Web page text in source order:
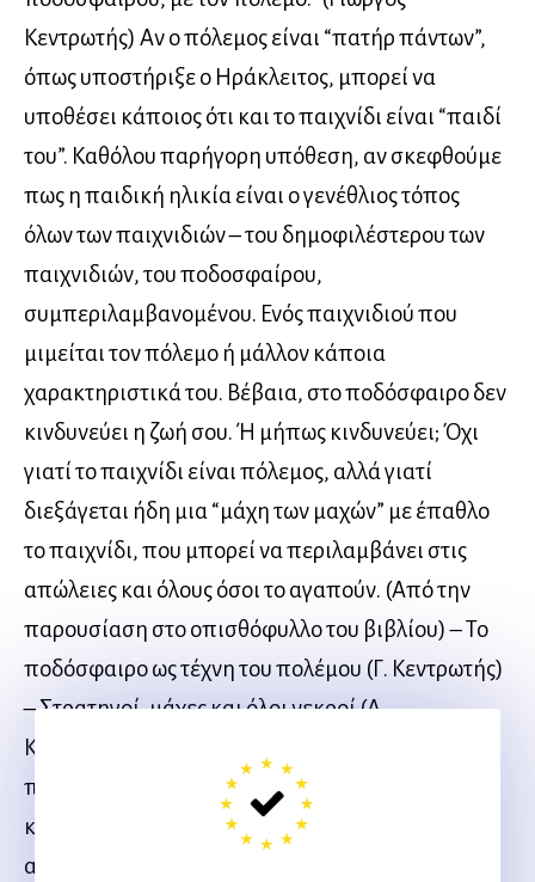
Κεντρωτής) Αν ο πόλεμος είναι “πατήρ πάντων”,
όπως υποστήριξε ο Ηράκλειτος, μπορεί να
υποθέσει κάποιος ότι και το παιχνίδι είναι “παιδί
του”. Καθόλου παρήγορη υπόθεση, αν σκεφθούμε
πως η παιδική ηλικία είναι ο γενέθλιος τόπος
όλων των παιχνιδιών – του δημοφιλέστερου των
παιχνιδιών, του ποδοσφαίρου,
συμπεριλαμβανομένου. Ενός παιχνιδιού που
μιμείται τον πόλεμο ή μάλλον κάποια
χαρακτηριστικά του. Βέβαια, στο ποδόσφαιρο δεν
κινδυνεύει η ζωή σου. Ή μήπως κινδυνεύει; Όχι
γιατί το παιχνίδι είναι πόλεμος, αλλά γιατί
διεξάγεται ήδη μια “μάχη των μαχών” με έπαθλο
το παιχνίδι, που μπορεί να περιλαμβάνει στις
απώλειες και όλους όσοι το αγαπούν. (Από την
παρουσίαση στο οπισθόφυλλο του βιβλίου) – Το
ποδόσφαιρο ως τέχνη του πολέμου (Γ. Κεντρωτής)
– Στρατηγοί, μάχες και όλοι νεκροί (Α.
Καρπετόπουλος) – Ένα παιχνίδι πολέμου ή ένας
πόλεμος για το παιχνίδι; – Εκτίμηση της
κατάστασης (Πρόβλεψη του ποδοσφαιρικού
αποτελέσματος) – Διεξαγωγή πολέμου (Οι πηγές